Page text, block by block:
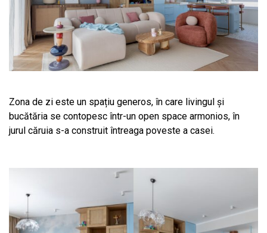
Zona de zi este un spațiu generos, în care livingul și
bucătăria se contopesc într-un open space armonios, în
jurul căruia s-a construit întreaga poveste a casei.